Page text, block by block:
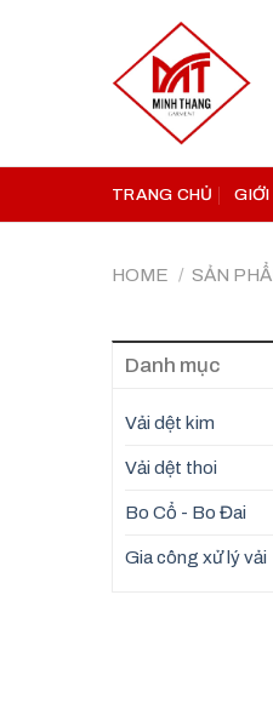
TRANG CHỦ
HOME / SẢN
Danh mục
Vải dệt kim
Vải dệt thoi
Bo Cổ - Bo Đai
Gia công xử lý vải